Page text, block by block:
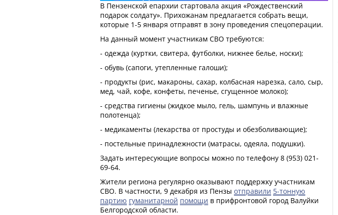
В Пензенской епархии стартовала акция «Рождественский
подарок солдату». Прихожанам предлагается собрать вещи,
которые 1-5 января отправят в зону проведения спецоперации.
На данный момент участникам СВО требуются:
- одежда (куртки, свитера, футболки, нижнее белье, носки);
- обувь (сапоги, утепленные галоши);
- продукты (рис, макароны, сахар, колбасная нарезка, сало, сыр,
мед, чай, кофе, конфеты, печенье, сгущенное молоко);
- средства гигиены (жидкое мыло, гель, шампунь и влажные
полотенца);
- медикаменты (лекарства от простуды и обезболивающие);
- постельные принадлежности (матрасы, одеяла, подушки).
Задать интересующие вопросы можно по телефону 8 (953) 021-
69-64.
Жители региона регулярно оказывают поддержку участникам
СВО. В частности, 9 декабря из Пензы отправили 5-тонную
партию гуманитарной помощи в прифронтовой город Валуйки
Белгородской области.